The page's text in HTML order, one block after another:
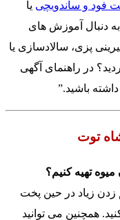
فود و ساندویچی یا
دنبال آموزش های
پزی، سالادسازی یا
در راهنمای آگهی
باشید.”
توت
زدن زیاد در حین پخت
همچنین می توانید